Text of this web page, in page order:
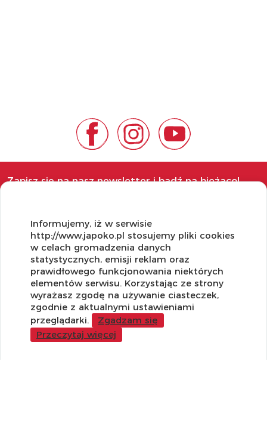
Zapisz się na nasz newsletter i bądź na bieżąco!
OBSŁUGA KLIENTA
Regulamin i Polityka Cookies
Dostawa, Reklamacje i Zwroty
Metody płatności
Standardy jakości i bezpieczeństwa
WARTO WIEDZIEĆ
Informujemy, iż w serwisie
http://www.japoko.pl stosujemy pliki cookies
w celach gromadzenia danych
statystycznych, emisji reklam oraz
prawidłowego funkcjonowania niektórych
elementów serwisu. Korzystając ze strony
wyrażasz zgodę na używanie ciasteczek,
zgodnie z aktualnymi ustawieniami
przeglądarki.
Zgadzam się
Przeczytaj więcej